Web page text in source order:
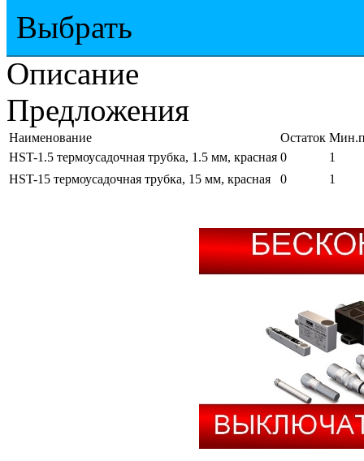
Выбрать
Описание
Предложения
Наименование Остаток
HST-1.5 термоусадочная трубка, 1.5 мм, красная 0
1
HST-15 термоусадочная трубка, 15 мм, красная
0 1